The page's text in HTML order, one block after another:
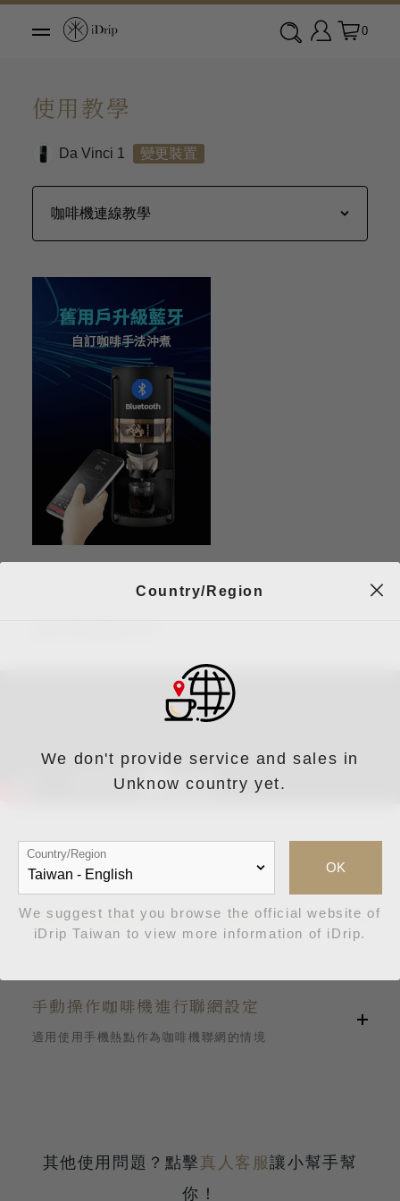
0
使用教學
Da Vinci 1 變更裝置
使用App進行咖啡機連網設定
開啟App進入「設備」單元，點擊右上角
手動操作咖啡機進行聯網設定
適用使用手機熱點作為咖啡機聯網的情境
開啟咖啡機，點擊3次[▷]到3. WiFi Setting
設定。按下[↲]進入手動設定聯網模式。
其他使用問題？點擊真人客服讓小幫手幫
你！
Country/Region
We don't provide service and sales in
Unknow country yet.
Country/Region
OK
We suggest that you browse the official website of
iDrip Taiwan to view more information of iDrip.